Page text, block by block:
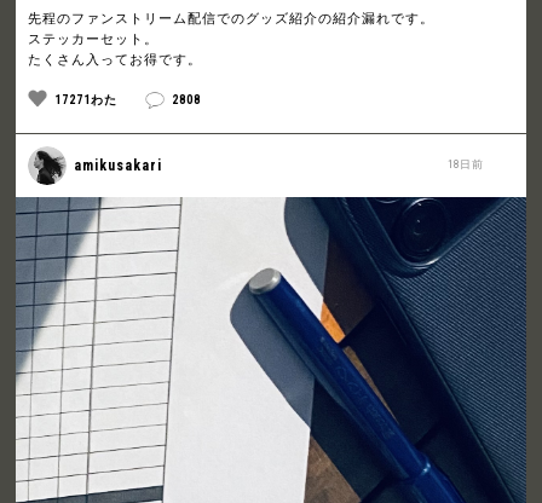
先程のファンストリーム配信でのグッズ紹介の紹介漏れです。
ステッカーセット。
たくさん入ってお得です。
17271わた 2808
18日前
amikusakari